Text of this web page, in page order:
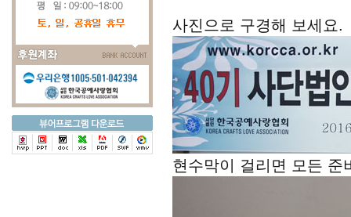
사진으로 구경해 보세요.
현수막이 걸리면 모든 준